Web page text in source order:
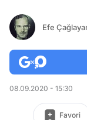
Efe
08.09.2020 - 15:30
Favori